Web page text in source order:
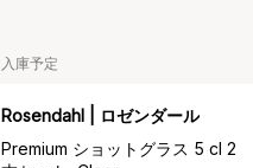
入庫予定
Rosendahl | ロゼンダール
Premium ショットグラス 5 cl 2